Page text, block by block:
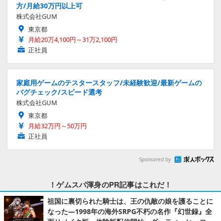
方/月給30万円以上可
株式会社GUM
東京都
月給20万4,100円～31万2,100円
正社員
家庭用ゲームのテスタースタッフ/未経験歓迎/最新ゲームの
バグチェック/スピード選考
株式会社GUM
東京都
月給32万円～50万円
正社員
Sponsored by
！ゲムスパ渾身のPR記事はこれだ！
祖国に裏切られた騎士は、王の仇敵の娘を護ることに
なった―1998年の海外SRPG不朽の名作『幻世録』全